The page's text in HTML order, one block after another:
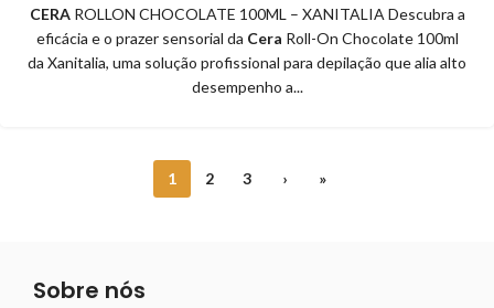
CERAROLLON CHOCOLATE 100ML – XANITALIA Descubra a
eficácia e o prazer sensorial da Cera Roll-On Chocolate 100ml
da Xanitalia, uma solução profissional para depilação que alia alto
desempenho a...
1 2 3 › »
Sobre nós